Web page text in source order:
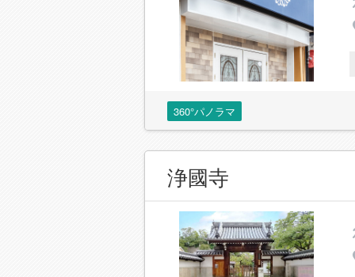
360°パノラマ
浄國寺